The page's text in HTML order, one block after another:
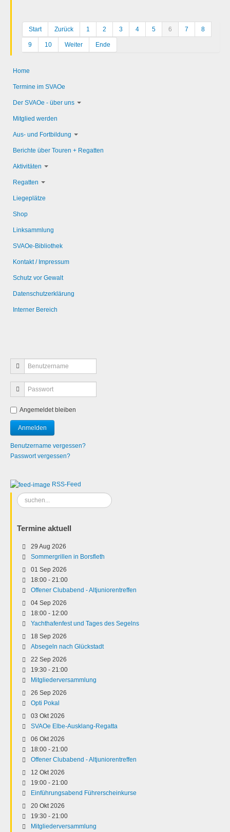
Start Zurück 1 2 3 4 5 6 7 8
9 10 Weiter Ende
Home
Termine im SVAOe
Der SVAOe - über uns
Mitglied werden
Aus- und Fortbildung
Berichte über Touren + Regatten
Aktivitäten
Regatten
Liegeplätze
Shop
Linksammlung
SVAOe-Bibliothek
Kontakt / Impressum
Schutz vor Gewalt
Datenschutzerklärung
Interner Bereich
Angemeldet bleiben
Benutzername vergessen?
Passwort vergessen?
RSS-Feed
Suchen
...
Termine aktuell
29 Aug 2026
Sommergrillen in Borsfleth
01 Sep 2026
18:00 - 21:00
Offener Clubabend - Altjuniorentreffen
04 Sep 2026
18:00 - 12:00
Yachthafenfest und Tages des Segelns
18 Sep 2026
Absegeln nach Glückstadt
22 Sep 2026
19:30 - 21:00
Mitgliederversammlung
26 Sep 2026
Opti Pokal
03 Okt 2026
SVAOe Elbe-Ausklang-Regatta
06 Okt 2026
18:00 - 21:00
Offener Clubabend - Altjuniorentreffen
12 Okt 2026
19:00 - 21:00
Einführungsabend Führerscheinkurse
20 Okt 2026
19:30 - 21:00
Mitgliederversammlung